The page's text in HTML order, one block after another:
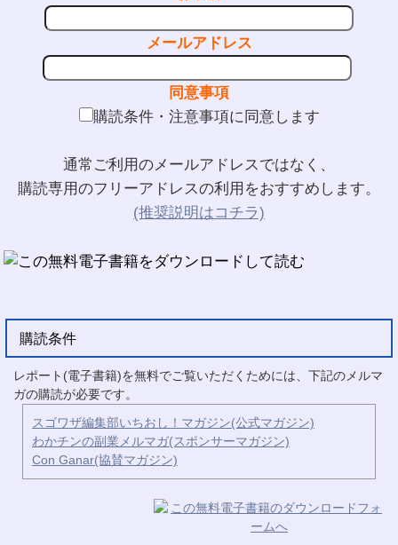
メールアドレス
同意事項
購読条件・注意事項に同意します
通常ご利用のメールアドレスではなく、
購読専用のフリーアドレスの利用をおすすめします。
(推奨説明はコチラ)
購読条件
レポート(電子書籍)を無料でご覧いただくためには、下記のメルマ
ガの購読が必要です。
スゴワザ編集部いちおし！マガジン(公式マガジン)
わかチンの副業メルマガ(スポンサーマガジン)
Con Ganar(協賛マガジン)